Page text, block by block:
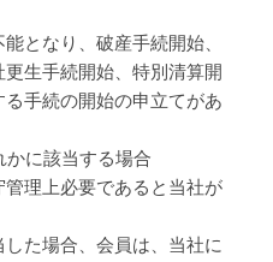
となり、破産手続開始、
生手続開始、特別清算開
手続の開始の申立てがあ
かに該当する場合
管理上必要であると当社が
た場合、会員は、当社に